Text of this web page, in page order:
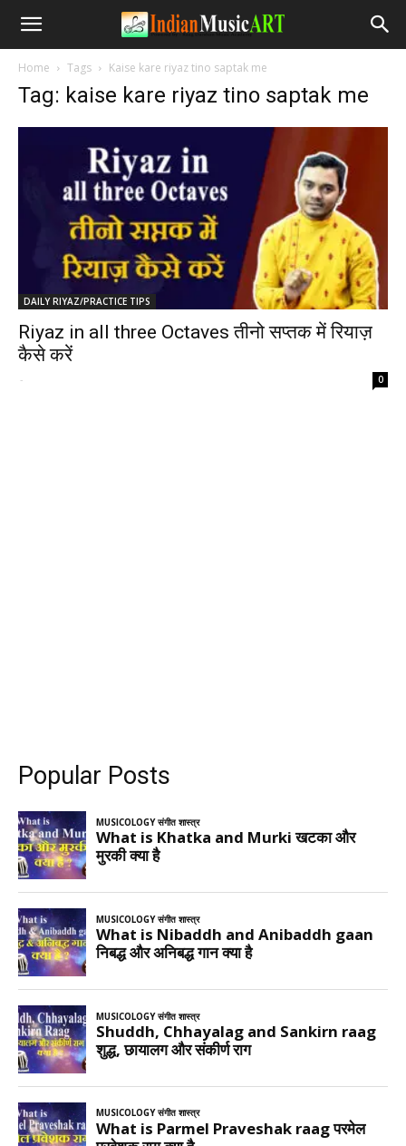
Home Tags Kaise kare riyaz tino saptak me
Tag: kaise kare riyaz tino saptak me
DAILY RIYAZ/PRACTICE TIPS
Riyaz in all three Octaves तीनो सप्तक में रियाज़
कैसे करें
- 0
Popular Posts